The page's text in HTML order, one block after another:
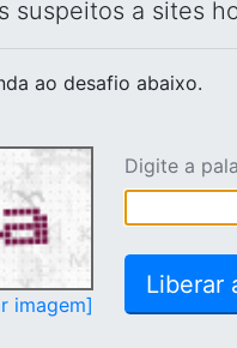
suspeitos a sites
ao desafio abaixo.
imagem]
Digite a